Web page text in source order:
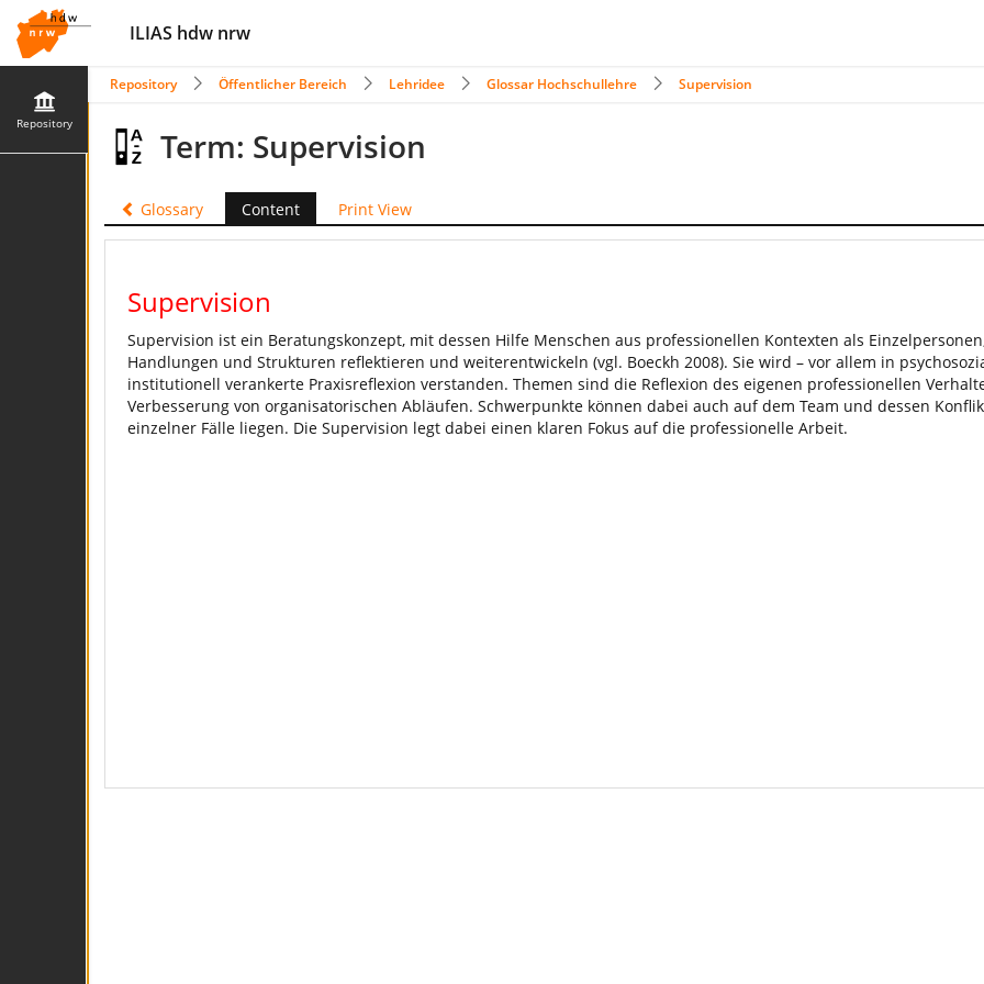
ILIAS hdw nrw
Repository
Repository Öffentlicher Bereich Lehridee Glossar Hochschullehre Supervision
Term: Supervision
Glossary Content Print View
Supervision
Supervision ist ein Beratungskonzept, mit dessen Hilfe Menschen aus professionellen Kontexten als
Handlungen und Strukturen reflektieren und weiterentwickeln (vgl. Boeckh 2008). Sie wird – vor allem in
institutionell verankerte Praxisreflexion verstanden. Themen sind die Reflexion des eigenen professionellen
Verbesserung von organisatorischen Abläufen. Schwerpunkte können dabei auch auf dem Team und dessen
einzelner Fälle liegen. Die Supervision legt dabei einen klaren Fokus auf die professionelle Arbeit.